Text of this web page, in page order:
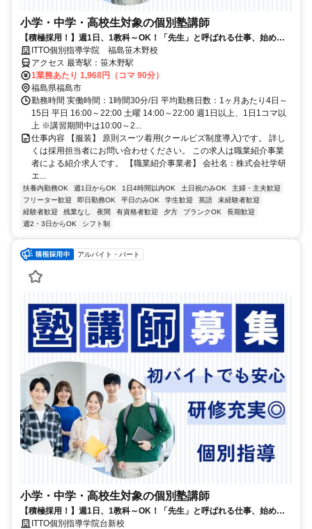
小学・中学・高校生対象の個別塾講師
【積極採用！】週1日、1教科～OK！「先生」と呼ばれる仕事、始めま
せんか？
ITTO個別指導学院 福島笹木野校
アクセス 最寄駅：笹木野駅
1業務あたり 1,968円（コマ 90分）
福島県福島市
勤務時間 実働時間：1時間30分/日 平均勤務日数：1ヶ月あたり4日～
15日 平日 16:00～22:00 土曜 14:00～22:00 週1日以上、1日1コマ以
上 ※講習期間中は10:00～2...
仕事内容 【服装】 原則スーツ着用(クールビズ制度導入)です。 詳し
くは採用担当者にお問い合わせください。 この求人は職業紹介事業
者による紹介求人です。 【職業紹介事業者】 会社名：株式会社学研
エ...
扶養内勤務OK 週1日からOK 1日4時間以内OK 土日祝のみOK
主婦・主夫歓迎
フリーター歓迎
即日勤務OK 平日のみOK 学生歓迎 英語
未経験者歓迎
経験者歓迎
残業なし 夜間 有資格者歓迎 夕方 ブランクOK
長期歓迎
週2・3日からOK
シフト制
アルバイト・パート
小学・中学・高校生対象の個別塾講師
【積極採用！】週1日、1教科～OK！「先生」と呼ばれる仕事、始めま
せんか？
ITTO個別指導学院台新校